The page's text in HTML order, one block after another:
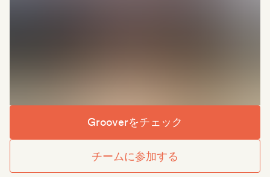
Grooverをチェック
チームに参加する